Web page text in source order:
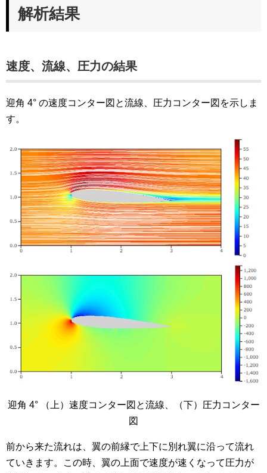
解析結果
速度、流線、圧力の結果
迎角 4° の速度コンター図と流線、圧力コンター図を示しま
す。
迎角 4° （上）速度コンター図と流線、（下）圧力コンター
図
前から来た流れは、翼の前縁で上下に別れ翼に沿って流れ
ていきます。この時、翼の上面で速度が速くなって圧力が